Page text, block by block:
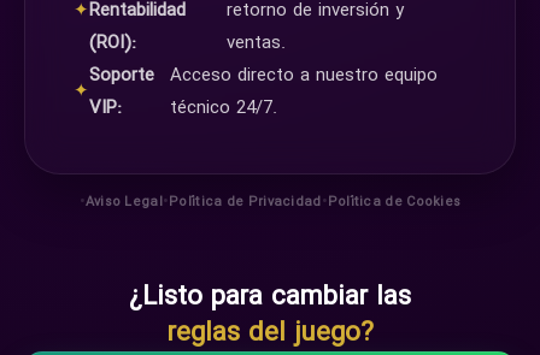
✦Rentabilidad
(ROI):
retorno de inversión y
ventas.
✦
Soporte
VIP:
Acceso directo a nuestro equipo
técnico 24/7.
•Aviso Legal•Política de Privacidad•Política de Cookies
¿Listo para cambiar las
reglas del juego?